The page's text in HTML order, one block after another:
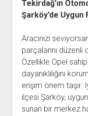
Tekirdağ’ın
Şarköy’de Uygun
Aracınızı
parçalarını
Özellikle Opel
dayanıklılığını
erişim önem taşır.
ilçesi Şarköy,
sunan bir merkez